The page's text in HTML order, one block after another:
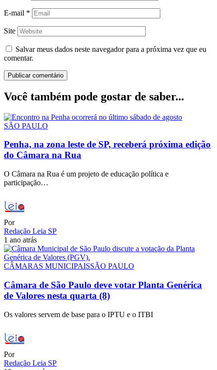
E-mail *
Site
Salvar meus dados neste navegador para a próxima vez que eu
comentar.
Você também pode gostar de saber...
SÃO PAULO
Penha, na zona leste de SP, receberá próxima edição
do Câmara na Rua
O Câmara na Rua é um projeto de educação política e
participação…
Por
Redação Leia SP
1 ano atrás
CÂMARAS MUNICIPAISSÃO PAULO
Câmara de São Paulo deve votar Planta Genérica
de Valores nesta quarta (8)
Os valores servem de base para o IPTU e o ITBI
Por
Redação Leia SP